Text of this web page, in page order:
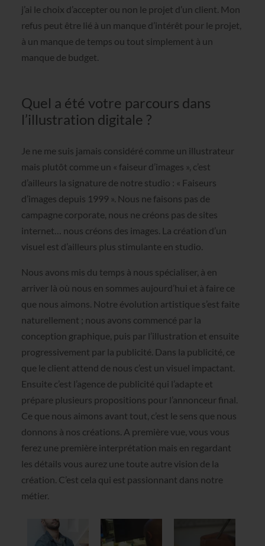
j’ai le choix d’accepter ou non le projet d’un client. Mon
refus peut être lié à un manque d’intérêt pour le projet,
à un manque de temps ou tout simplement à un
manque de budget.
Quel a été votre parcours dans
l’illustration digitale ?
Je ne me suis jamais considéré comme un illustrateur
mais plutôt comme un « faiseur d’images », c’est
d’ailleurs la signature de notre studio : « Faiseurs
d’images depuis 1999 ». Nous ne faisons pas de
campagne corporate, nous ne créons pas de sites
internet… nous créons des images. La création d’un
visuel est d’ailleurs plus stimulante en studio.
Nous avons mis du temps à nous spécialiser, à en
arriver là où nous en sommes aujourd’hui et à faire ce
que nous aimons. Notre évolution artistique s’est faite
naturellement ; nous avons commencé par la
conception graphique, puis par l’illustration et ensuite
progressivement par la publicité. Dans la publicité, ce
que le client attend de nous c’est un visuel impactant.
Ensuite c’est l’agence de publicité qui l’adapte et
prépare plusieurs propositions pour l’annonceur final.
Ce que nous aimons avant tout, c’est le sens que nous
donnons à nos créations. A première vue, vous vous
ferez une première interprétation mais en regardant
les détails vous aurez une toute autre vision de la
création. C’est cela qui est passionnant dans notre
métier.